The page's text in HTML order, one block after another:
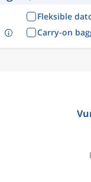
Fleksible
Carry-on